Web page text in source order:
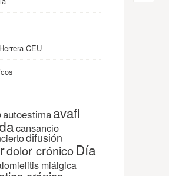
CEU
autoestimaavafi
cansancio
difusión
dolor crónicoDía
miálgica